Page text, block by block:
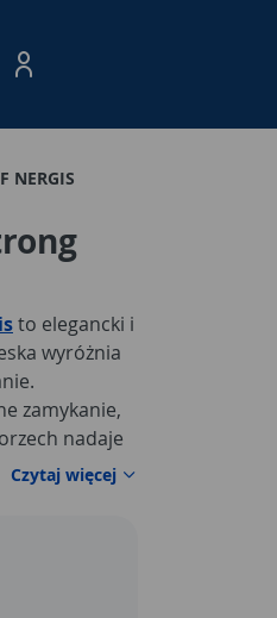
Spacja – otwórz/
NERGIS
to elegancki i
wyróżnia
zamykanie,
nadaje
klasyczne i
Czytaj więcej